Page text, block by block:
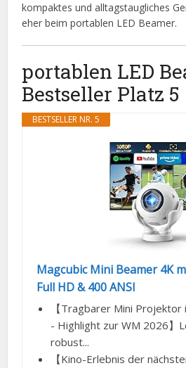
kompaktes und alltagstaugliches
eher beim portablen LED Beamer.
portablen LED
Bestseller Platz 5
BESTSELLER NR. 5
Magcubic Mini Beamer 4K
Full HD & 400 ANSI
【Tragbarer Mini Projektor
- Highlight zur WM 2026】
robust...
【Kino-Erlebnis der